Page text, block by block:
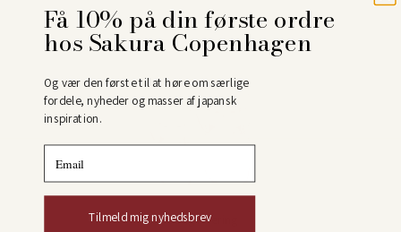
Hurtig levering
Få 10% på din første ordre
hos Sakura Copenhagen
Og vær den første til at høre om særlige
fordele, nyheder og masser af japansk
inspiration.
Email
Tilmeld mig nyhedsbrev